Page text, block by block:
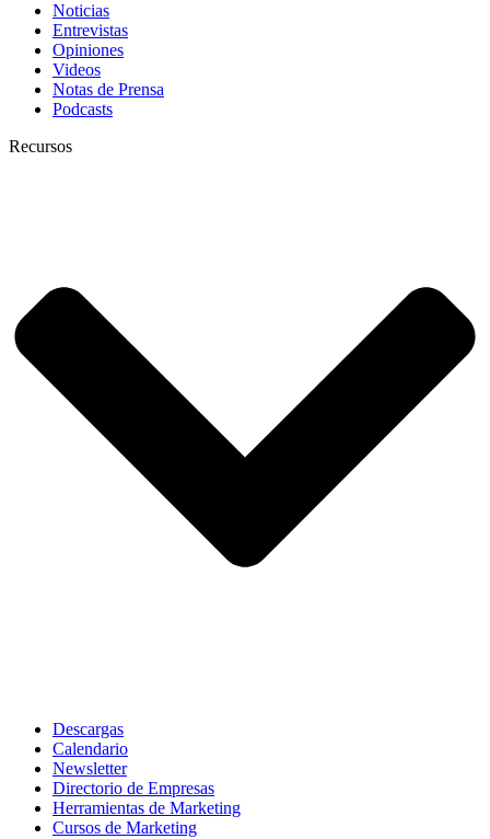
Noticias
Entrevistas
Opiniones
Videos
Notas de Prensa
Podcasts
Recursos
Descargas
Calendario
Newsletter
Directorio de Empresas
Herramientas de Marketing
Cursos de Marketing